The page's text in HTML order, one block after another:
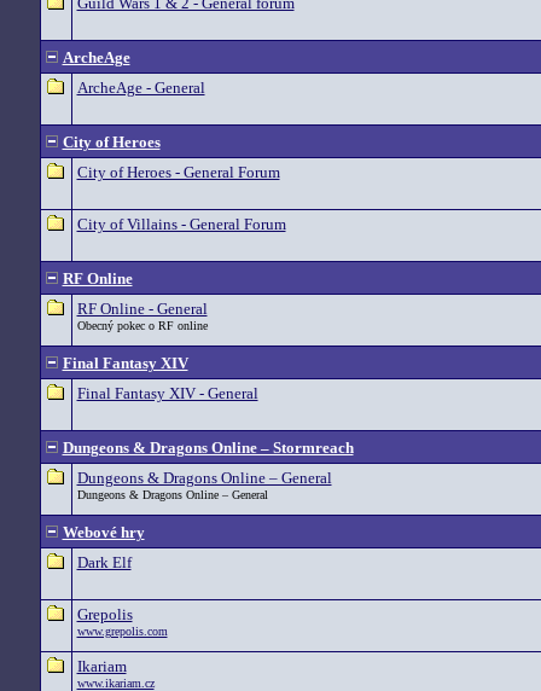
ArcheAge
ArcheAge - General
City of Heroes
City of Heroes - General Forum
City of Villains - General Forum
RF Online
RF Online - General
Obecný pokec o RF online
Final Fantasy XIV
Final Fantasy XIV - General
Dungeons & Dragons Online – Stormreach
Dungeons & Dragons Online – General
Dungeons & Dragons Online – General
Webové hry
Dark Elf
Grepolis
www.grepolis.com
Ikariam
www.ikariam.cz